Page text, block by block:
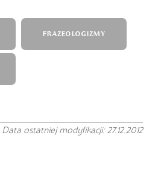
FRAZEOLOGIZMY
Data ostatniej modyfikacji: 27.12.2012